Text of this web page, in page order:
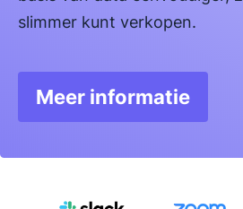
slimmer kunt verkopen.
Meer informatie
Opent in